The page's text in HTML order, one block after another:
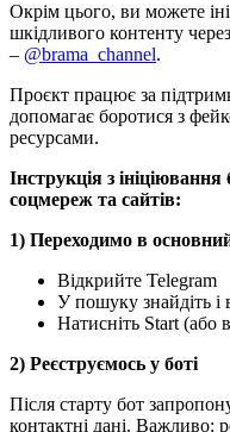
Окрім цього, ви можете
шкідливого контенту
– @brama_channel.
Проєкт працює за
допомагає боротися з
ресурсами.
Інструкція з
соцмереж та сайтів:
1) Переходимо в
Відкрийте Telegram
У пошуку знайдіть і
Натисніть Start (або
2) Реєструємось у боті
Після старту бот
контактні дані. Важливо: